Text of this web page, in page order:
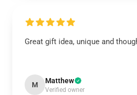
Great gift idea, unique and
M Matthew
Verified owner